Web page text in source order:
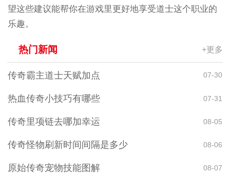
望这些建议能帮你在游戏里更好地享受道士这个职业的
乐趣。
热门新闻 +更多
传奇霸主道士天赋加点 07-30
热血传奇小技巧有哪些 07-31
传奇里项链去哪加幸运 08-05
传奇怪物刷新时间间隔是多少 08-06
原始传奇宠物技能图解 08-07